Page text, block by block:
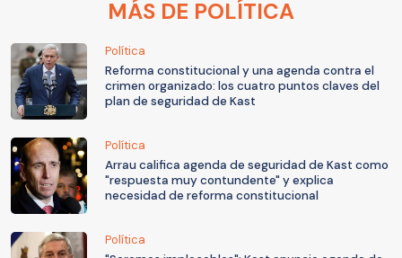
MÁS DE POLÍTICA
Política
Reforma constitucional y una agenda contra el
crimen organizado: los cuatro puntos claves del
plan de seguridad de Kast
Política
Arrau califica agenda de seguridad de Kast como
"respuesta muy contundente" y explica
necesidad de reforma constitucional
Política